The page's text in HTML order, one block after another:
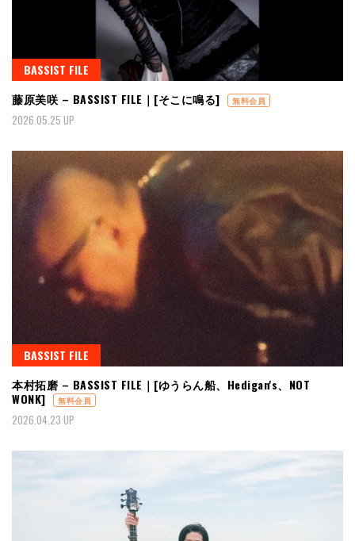
BASSIST FILE
藤原美咲 – BASSIST FILE｜[そこに鳴る]
無料会員
2026.05.25 UP
BASSIST FILE
本村拓磨 – BASSIST FILE｜[ゆうらん船、Hedigan's、NOT
WONK]
無料会員
2026.04.23 UP